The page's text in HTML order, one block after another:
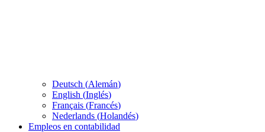
Deutsch (Alemán)
English (Inglés)
Français (Francés)
Nederlands (Holandés)
Empleos en contabilidad